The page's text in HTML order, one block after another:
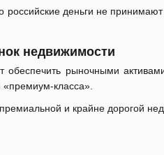
российские деньги не
недвижимости
обеспечить рыночными
класса».
и крайне дорогой